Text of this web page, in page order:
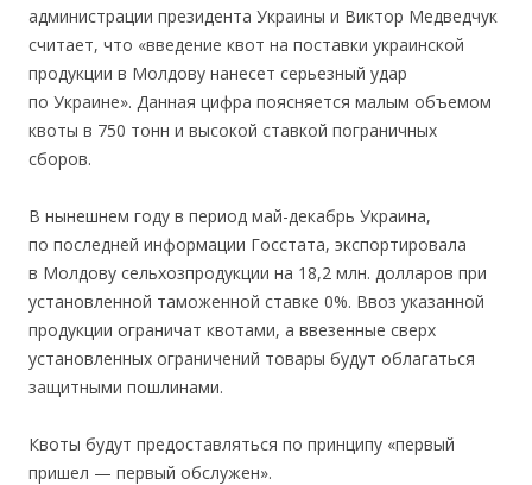
администрации президента Украины и Виктор Медведчук
считает, что «введение квот на поставки украинской
продукции в Молдову нанесет серьезный удар
по Украине». Данная цифра поясняется малым объемом
квоты в 750 тонн и высокой ставкой пограничных
сборов.
В нынешнем году в период май-декабрь Украина,
по последней информации Госстата, экспортировала
в Молдову сельхозпродукции на 18,2 млн. долларов при
установленной таможенной ставке 0%. Ввоз указанной
продукции ограничат квотами, а ввезенные сверх
установленных ограничений товары будут облагаться
защитными пошлинами.
Квоты будут предоставляться по принципу «первый
пришел — первый обслужен».